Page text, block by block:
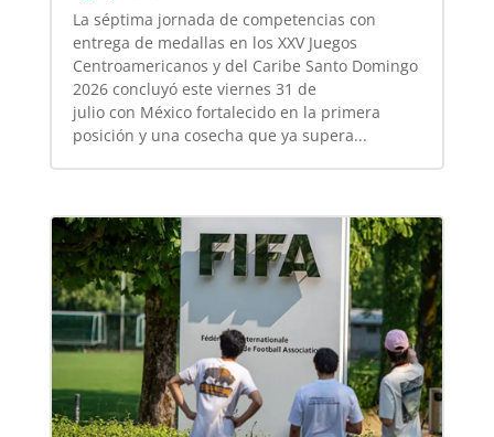
La séptima jornada de competencias con
entrega de medallas en los XXV Juegos
Centroamericanos y del Caribe Santo Domingo
2026 concluyó este viernes 31 de
julio con México fortalecido en la primera
posición y una cosecha que ya supera...